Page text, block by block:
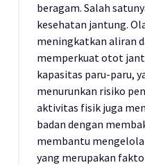
beragam. Salah
kesehatan jantung.
meningkatkan aliran
memperkuat otot
kapasitas paru-paru,
menurunkan risiko
aktivitas fisik juga
badan dengan
membantu
yang merupakan